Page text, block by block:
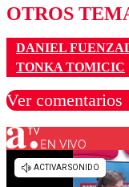
OTROS
DANIEL
TONKA TOMICIC
Ver comentarios
Los
EN VIVO